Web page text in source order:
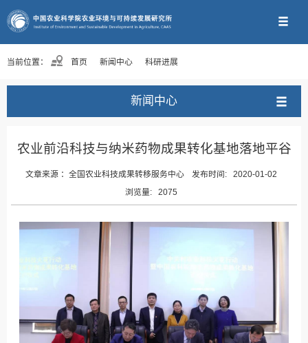
当前位置： 首页 新闻中心 科研进展
新闻中心
农业前沿科技与纳米药物成果转化基地落地平谷
文章来源 ：全国农业科技成果转移服务中心 发布时间:
2020-01-02
浏览量:
2075